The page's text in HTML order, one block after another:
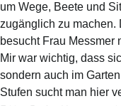
um Wege, Beete und
zugänglich zu machen.
besucht Frau Messmer
Mir war wichtig, dass
sondern auch im
Stufen sucht man hier